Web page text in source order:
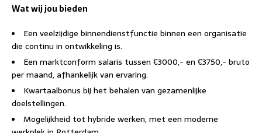
Wat wij jou bieden
Een veelzijdige binnendienstfunctie binnen een organisatie
die continu in ontwikkeling is.
Een marktconform salaris tussen €3000,- en €3750,- bruto
per maand, afhankelijk van ervaring.
Kwartaalbonus bij het behalen van gezamenlijke
doelstellingen.
Mogelijkheid tot hybride werken, met een moderne